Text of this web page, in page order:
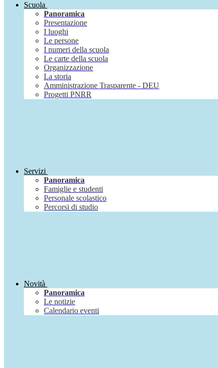
Scuola
Panoramica
Presentazione
I luoghi
Le persone
I numeri della scuola
Le carte della scuola
Organizzazione
La storia
Amministrazione Trasparente - DEU
Progetti PNRR
Servizi
Panoramica
Famiglie e studenti
Personale scolastico
Percorsi di studio
Novità
Panoramica
Le notizie
Calendario eventi